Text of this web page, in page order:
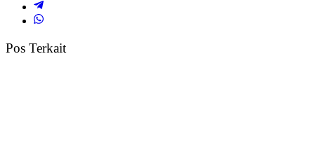
Pos Terkait